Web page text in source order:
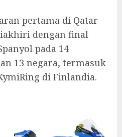
pertama di Qatar
dengan final
pada 14
13 negara, termasuk
di Finlandia.